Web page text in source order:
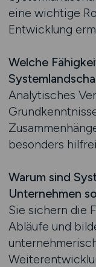
eine wichtige
Entwicklung
Welche
Analytisches
besonders
Warum sind
Unternehmen
Sie sichern die
Abläufe und